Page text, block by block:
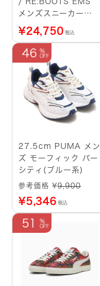
/ RE:BOOTS EMS
メンズスニーカー
（白）
¥24,750 税込
46
27.5cm PUMA メン
ズ モーフィック バー
シティ(ブルー系)
参考価格 ¥9,900
¥5,346 税込
51